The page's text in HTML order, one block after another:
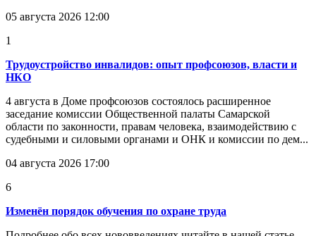
05 августа 2026 12:00
1
Трудоустройство инвалидов: опыт профсоюзов, власти и
НКО
4 августа в Доме профсоюзов состоялось расширенное
заседание комиссии Общественной палаты Самарской
области по законности, правам человека, взаимодействию с
судебными и силовыми органами и ОНК и комиссии по дем...
04 августа 2026 17:00
6
Изменён порядок обучения по охране труда